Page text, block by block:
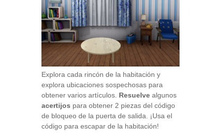
Explora cada rincón de la habitación y
explora ubicaciones sospechosas para
obtener varios artículos. Resuelve algunos
acertijos para obtener 2 piezas del código
de bloqueo de la puerta de salida. ¡Usa el
código para escapar de la habitación!